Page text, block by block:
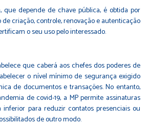
que depende de chave pública, é obtida por
criação, controle, renovação e autenticação
o seu uso pelo interessado.
que caberá aos chefes dos poderes de
o nível mínimo de segurança exigido
de documentos e transações. No entanto,
de covid-19, a MP permite assinaturas
para reduzir contatos presenciais ou
de outro modo.